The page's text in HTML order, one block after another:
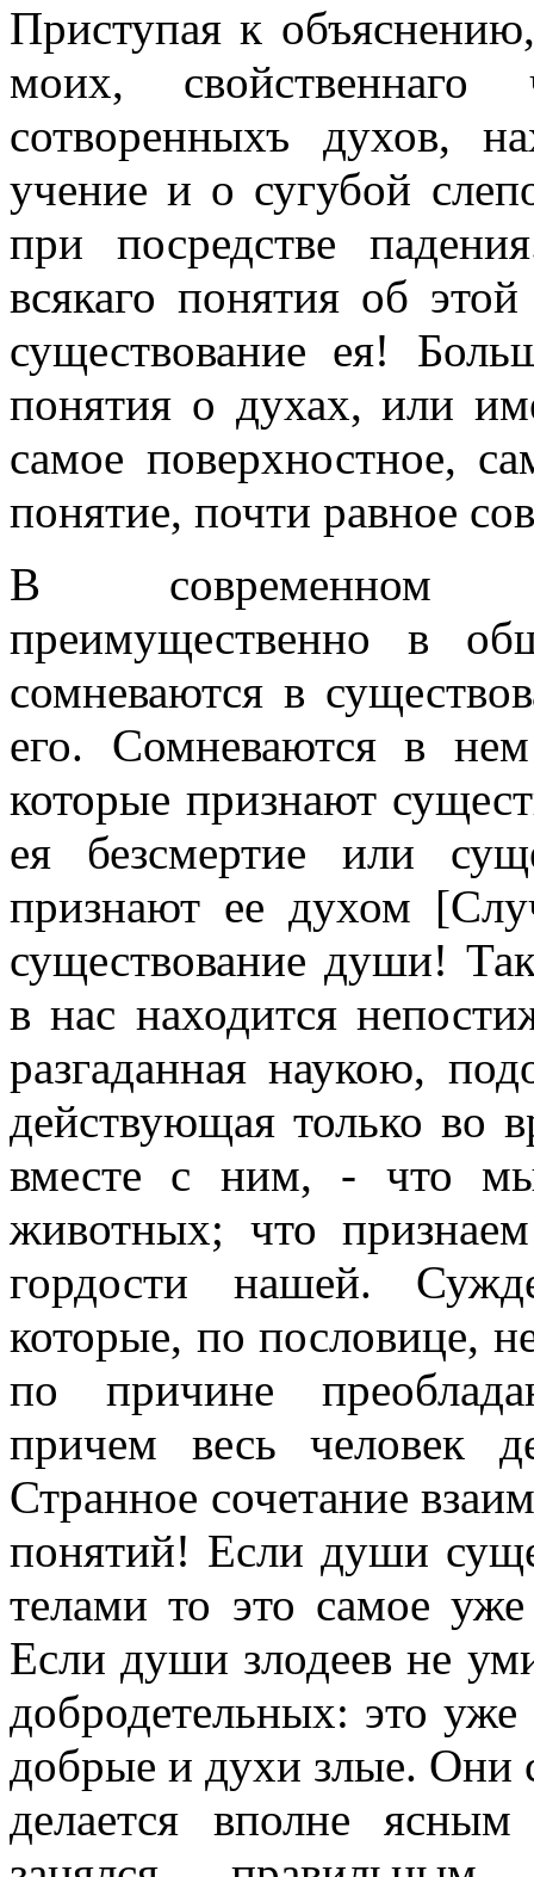
Приступая к
моих, свойственнаго
сотворенныхъ духов,
учение и о сугубой
при посредстве
всякаго понятия об
существование ея!
понятия о духах, или
самое поверхностное,
понятие, почти равное
В современном
преимущественно в
сомневаются в
его. Сомневаются в
которые признают
ея безсмертие или
признают ее духом
существование души!
в нас находится
разгаданная наукою,
действующая только во
вместе с ним, - что
животных; что
гордости нашей.
которые, по пословице,
по причине
причем весь человек
Странное сочетание
понятий! Если души
телами то это самое
Если души злодеев не
добродетельных: это
добрые и духи злые. Они
делается вполне